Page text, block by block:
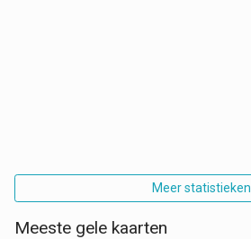
Meer statistieken
Meeste gele kaarten